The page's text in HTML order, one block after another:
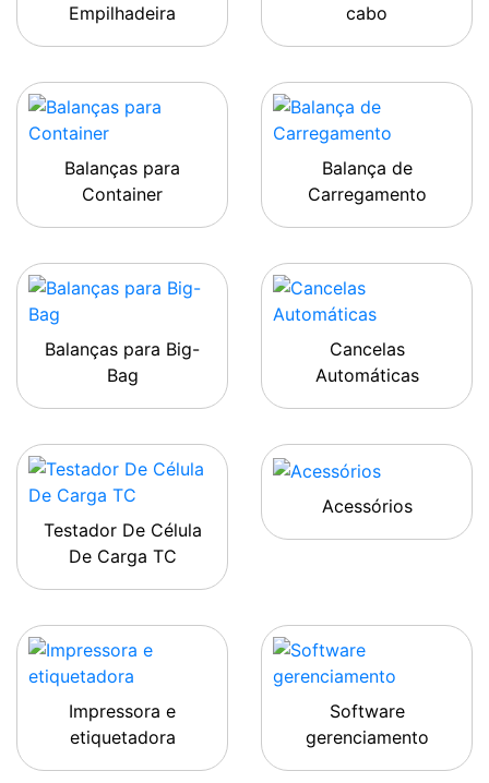
Empilhadeira
cabo
Balanças para
Container
Balança de
Carregamento
Balanças para Big-
Bag
Cancelas
Automáticas
Testador De Célula
De Carga TC
Acessórios
Impressora e
etiquetadora
Software
gerenciamento